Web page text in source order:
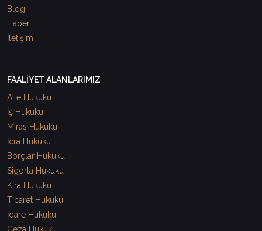
Blog
Haber
İletişim
FAALİYET ALANLARIMIZ
Aile Hukuku
İş Hukuku
Miras Hukuku
İcra Hukuku
Borçlar Hukuku
Sigorta Hukuku
Kira Hukuku
Ticaret Hukuku
İdare Hukuku